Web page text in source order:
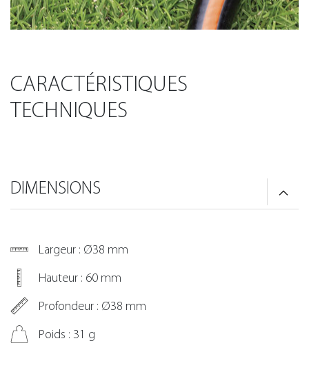
CARACTÉRISTIQUES
TECHNIQUES
DIMENSIONS
Largeur : Ø38 mm
Hauteur : 60 mm
Profondeur : Ø38 mm
Poids : 31 g